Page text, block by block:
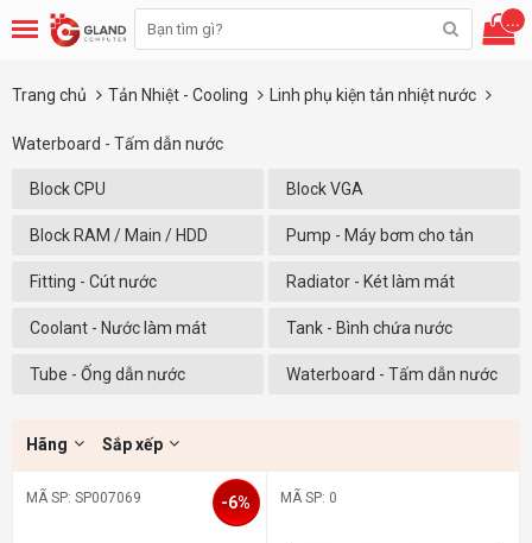
...
Trang chủ Tản Nhiệt - Cooling Linh phụ kiện tản nhiệt nước
Waterboard - Tấm dẫn nước
Block CPU Block VGA
Block RAM / Main / HDD Pump - Máy bơm cho tản
nhiệt nước
Fitting - Cút nước Radiator - Két làm mát
Coolant - Nước làm mát Tank - Bình chứa nước
Tube - Ống dẫn nước Waterboard - Tấm dẫn nước
Hãng Sắp xếp
MÃ SP: SP007069 -6% MÃ SP: 0